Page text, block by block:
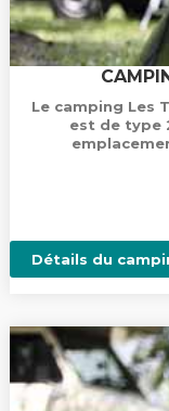
Le camping Les
est de type
Détails du